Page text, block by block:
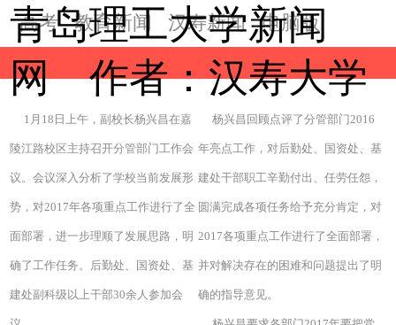
青岛理工大学新闻
网 作者：
1月18日上午，副校长杨兴昌在嘉
陵江路校区主持召开分管部门工作会
议。会议深入分析了学校当前发展形
势，对2017年各项重点工作进行了全
面部署，进一步理顺了发展思路，明
确了工作任务。后勤处、国资处、基
建处副科级以上干部30余人参加会
杨兴昌回顾点评了分管部门2016
年亮点工作，对后勤处、国资处、基
建处干部职工辛勤付出、任劳任怨，
圆满完成各项任务给予充分肯定，对
2017各项重点工作进行了全面部署，
并对解决存在的困难和问题提出了明
确的指导意见。
汉寿大学
高考
教育新闻 汉寿新闻 电脑版